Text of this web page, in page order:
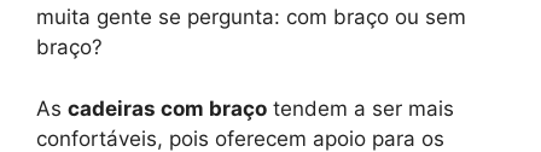
muita gente se pergunta: com braço ou sem
braço?
As cadeiras com braço tendem a ser mais
confortáveis, pois oferecem apoio para os